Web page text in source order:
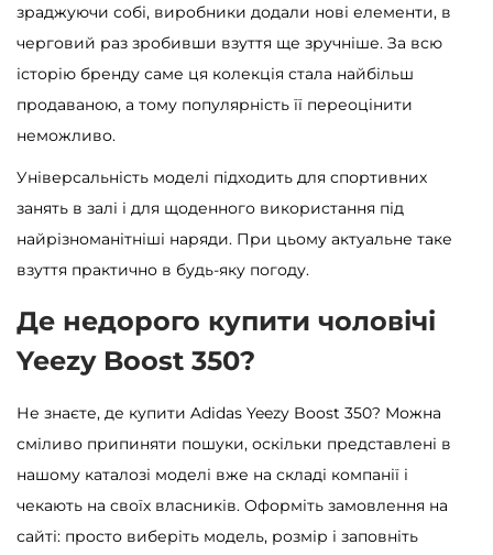
зраджуючи собі, виробники додали нові елементи, в
черговий раз зробивши взуття ще зручніше. За всю
історію бренду саме ця колекція стала найбільш
продаваною, а тому популярність її переоцінити
неможливо.
Універсальність моделі підходить для спортивних
занять в залі і для щоденного використання під
найрізноманітніші наряди. При цьому актуальне таке
взуття практично в будь-яку погоду.
Де недорого купити чоловічі
Yeezy Boost 350?
Не знаєте, де купити Adidas Yeezy Boost 350? Можна
сміливо припиняти пошуки, оскільки представлені в
нашому каталозі моделі вже на складі компанії і
чекають на своїх власників. Оформіть замовлення на
сайті: просто виберіть модель, розмір і заповніть